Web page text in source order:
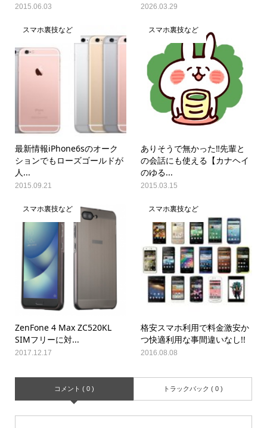
2015.06.03 2026.03.29
スマホ裏技など
最新情報iPhone6sのオーク
ションでもローズゴールドが
人...
2015.09.21
スマホ裏技など
ありそうで無かった‼︎先輩と
の会話にも使える【カナヘイ
のゆる...
2015.03.15
スマホ裏技など
ZenFone 4 Max ZC520KL
SIMフリーに対...
2017.12.17
スマホ裏技など
格安スマホ利用で料金激安か
つ快適利用な事間違いなし!!
2016.08.08
コメント ( 0 ) トラックバック ( 0 )